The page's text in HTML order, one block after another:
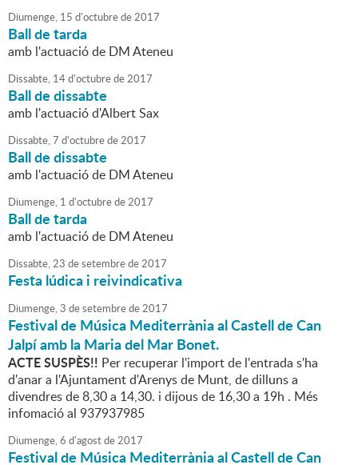
Diumenge, 15 d'octubrede2017
Ball de tarda
amb l'actuació de DM Ateneu
Dissabte, 14d'octubrede2017
Ball de dissabte
amb l'actuació d'Albert Sax
Dissabte,7 d'octubrede2017
Ball de dissabte
amb l'actuació de DM Ateneu
Diumenge, 1 d'octubrede2017
Ball de tarda
amb l'actuació de DM Ateneu
Dissabte,23 desetembrede2017
Festa lúdica i reivindicativa
Diumenge,3 desetembrede2017
Festival de Música Mediterrània al Castell de Can
Jalpí amb la Maria del Mar Bonet.
ACTE SUSPÈS!! Per recuperar l'import de l'entrada s'ha
d'anar a l'Ajuntament d'Arenys de Munt, de dilluns a
divendres de 8,30 a 14,30. i dijous de 16,30 a 19h . Més
infomació al 937937985
Diumenge,6 d'agostde2017
Festival de Música Mediterrània al Castell de Can